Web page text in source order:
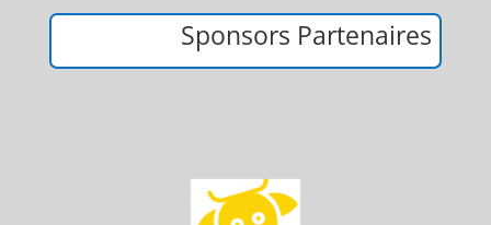
Sponsors Partenaires